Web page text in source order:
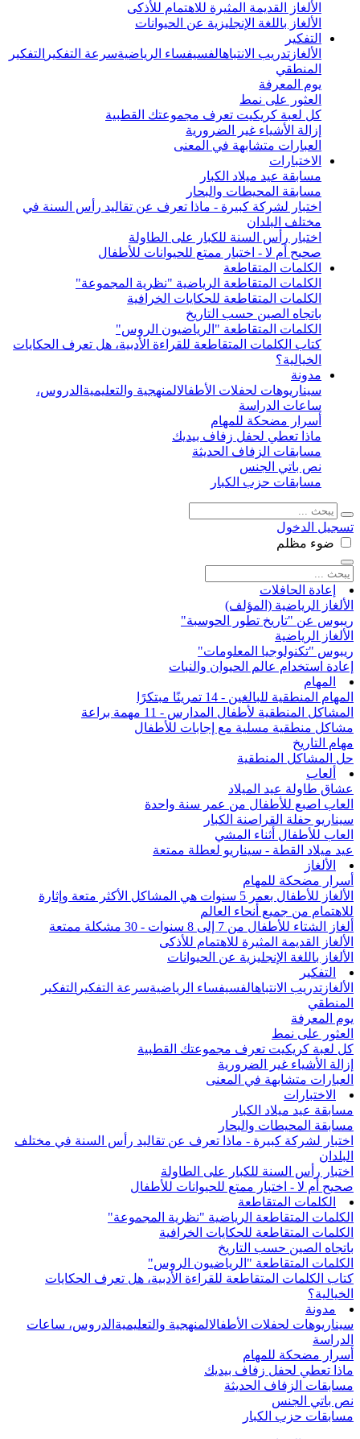
الألغاز القديمة المثيرة للاهتمام للأذكى
الألغاز باللغة الإنجليزية عن الحيوانات
التفكير
الألغاز تدريب الانتباهالفسيفساء الرياضيةسرعة التفكير التفكير
المنطقي
يوم المعرفة
العثور على نمط
كل لعبة كريكيت تعرف مجموعتك القطبية
إزالة الأشياء غير الضرورية
العبارات متشابهة في المعنى
الاختبارات
مسابقة عيد ميلاد الكبار
مسابقة المحيطات والبحار
اختبار لشركة كبيرة - ماذا تعرف عن تقاليد رأس السنة في
مختلف البلدان
اختبار رأس السنة للكبار على الطاولة
صحيح أم لا - اختبار ممتع للحيوانات للأطفال
الكلمات المتقاطعة
الكلمات المتقاطعة الرياضية "نظرية المجموعة"
الكلمات المتقاطعة للحكايات الخرافية
باتجاه الصين حسب التاريخ
الكلمات المتقاطعة "الرياضيون الروس"
كتاب الكلمات المتقاطعة للقراءة الأدبية، هل تعرف الحكايات
الخيالية؟
مدونة
سيناريوهات لحفلات الأطفالالمنهجية والتعليمية الدروس،
ساعات الدراسة
أسرار مضحكة للمهام
ماذا تعطي لحفل زفاف بيديك
مسابقات الزفاف الحديثة
نص باتي الجنس
مسابقات حزب الكبار
تسجيل الدخول
ضوء مظلم
إعادة الحافلات
الألغاز الرياضية (المؤلف)
ريبوس عن "تاريخ تطور الحوسبة"
الألغاز الرياضية
ريبوس "تكنولوجيا المعلومات"
إعادة استخدام عالم الحيوان والنبات
المهام
المهام المنطقية للبالغين - 14 تمرينًا مبتكرًا
المشاكل المنطقية لأطفال المدارس - 11 مهمة براعة
مشاكل منطقية مسلية مع إجابات للأطفال
مهام التاريخ
حل المشاكل المنطقية
ألعاب
عشاق طاولة عيد الميلاد
العاب اصبع للأطفال من عمر سنة واحدة
سيناريو حفلة القراصنة الكبار
العاب للأطفال أثناء المشي
عيد ميلاد القطة - سيناريو لعطلة ممتعة
الألغاز
أسرار مضحكة للمهام
الألغاز للأطفال بعمر 5 سنوات هي المشاكل الأكثر متعة وإثارة
للاهتمام من جميع أنحاء العالم
ألغاز الشتاء للأطفال من 7 إلى 8 سنوات - 30 مشكلة ممتعة
الألغاز القديمة المثيرة للاهتمام للأذكى
الألغاز باللغة الإنجليزية عن الحيوانات
التفكير
الألغاز تدريب الانتباهالفسيفساء الرياضيةسرعة التفكير التفكير
المنطقي
يوم المعرفة
العثور على نمط
كل لعبة كريكيت تعرف مجموعتك القطبية
إزالة الأشياء غير الضرورية
العبارات متشابهة في المعنى
الاختبارات
مسابقة عيد ميلاد الكبار
مسابقة المحيطات والبحار
اختبار لشركة كبيرة - ماذا تعرف عن تقاليد رأس السنة في مختلف
البلدان
اختبار رأس السنة للكبار على الطاولة
صحيح أم لا - اختبار ممتع للحيوانات للأطفال
الكلمات المتقاطعة
الكلمات المتقاطعة الرياضية "نظرية المجموعة"
الكلمات المتقاطعة للحكايات الخرافية
باتجاه الصين حسب التاريخ
الكلمات المتقاطعة "الرياضيون الروس"
كتاب الكلمات المتقاطعة للقراءة الأدبية، هل تعرف الحكايات
الخيالية؟
مدونة
سيناريوهات لحفلات الأطفالالمنهجية والتعليمية الدروس، ساعات
الدراسة
أسرار مضحكة للمهام
ماذا تعطي لحفل زفاف بيديك
مسابقات الزفاف الحديثة
نص باتي الجنس
مسابقات حزب الكبار